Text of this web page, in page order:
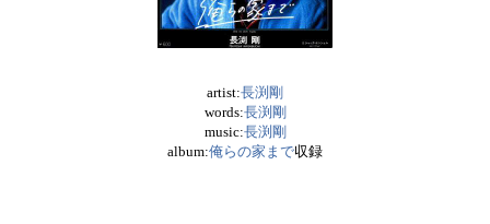
artist:長渕剛
words:長渕剛
music:長渕剛
album:俺らの家まで収録